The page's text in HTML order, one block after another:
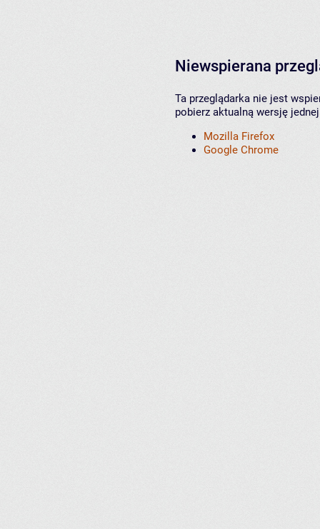
Niewspierana
Ta przeglądarka nie jest
pobierz aktualną wersję
Mozilla Firefox
Google Chrome